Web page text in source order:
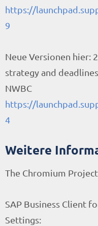
https://
9
Neue Versionen hier:
strategy and
NWBC
https://
4
Weitere
The Chromium
SAP Business Client
Settings: